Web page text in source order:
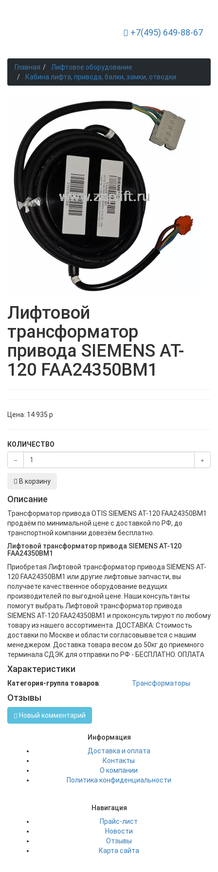
+7(495) 649-88-67
Toggle Navigation
Главная
Лифтовое оборудование
Кабина лифта, привода, балки, замки, отводки
Лифтовой
трансформатор
привода SIEMENS AT-
120 FAA24350BM1
Цена: 14 935 p
КОЛИЧЕСТВО
В корзину
Описание
Трансформатор привода OTIS SIEMENS AT-120 FAA24350BM1
продаём по минимальной цене с доставкой по РФ, до
транспортной компании довезём бесплатно.
Лифтовой трансформатор привода SIEMENS AT-120
FAA24350BM1
Приобретая Лифтовой трансформатор привода SIEMENS AT-
120 FAA24350BM1 или другие лифтовые запчасти, вы
получаете качественное оборудование ведущих
производителей по выгодной цене. Наши консультанты
помогут выбрать Лифтовой трансформатор привода
SIEMENS AT-120 FAA24350BM1 и проконсультируют по любому
товару из нашего ассортимента. ДОСТАВКА: Стоимость
доставки по Москве и области согласовывается с нашим
менеджером. Доставка товара весом до 50кг до приемного
терминала СДЭК для отправки по РФ - БЕСПЛАТНО. ОПЛАТА
Характеристики
Категория-группа товаров: Трансформаторы
Отзывы
Новый комментарий
Информация
Доставка и оплата
Контакты
О компании
Политика конфиденциальности
Навигация
Прайс-лист
Новости
Отзывы
Карта сайта